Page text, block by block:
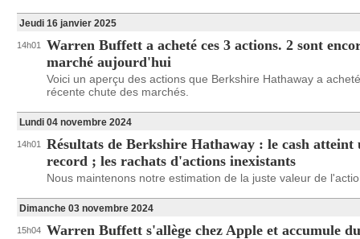
Jeudi 16 janvier 2025
14h01
Warren Buffett a acheté ces 3 actions. 2 sont
marché aujourd'hui
Voici un aperçu des actions que Berkshire Hathaway a
récente chute des marchés.
Lundi 04 novembre 2024
14h01
Résultats de Berkshire Hathaway : le cash atteint
record ; les rachats d'actions inexistants
Nous maintenons notre estimation de la juste valeur de
Dimanche 03 novembre 2024
15h04 Warren Buffett s'allège chez Apple et accumule